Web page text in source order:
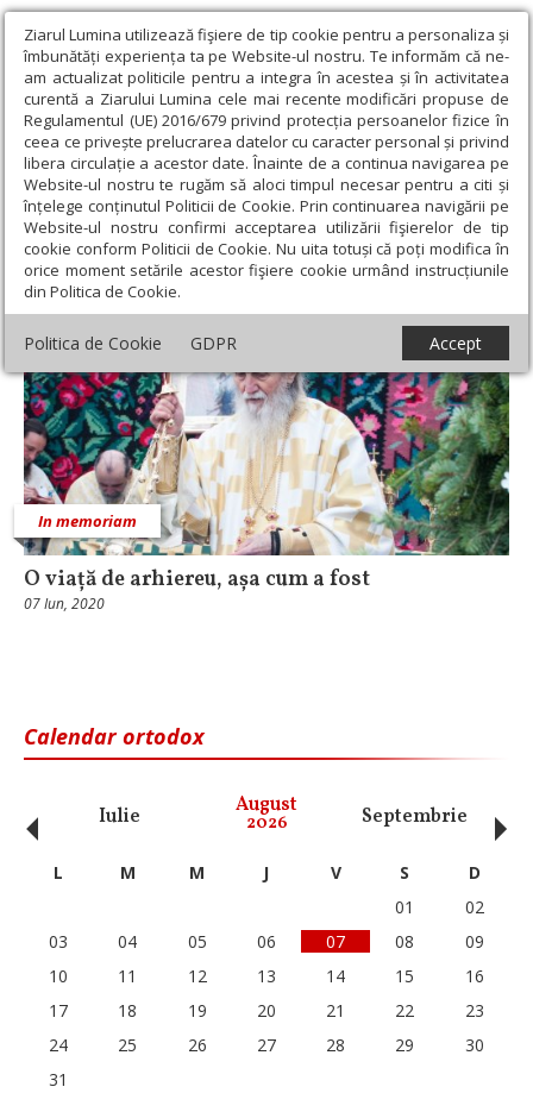
Ziarul Lumina utilizează fişiere de tip cookie pentru a personaliza și
îmbunătăți experiența ta pe Website-ul nostru. Te informăm că ne-
am actualizat politicile pentru a integra în acestea și în activitatea
curentă a Ziarului Lumina cele mai recente modificări propuse de
Regulamentul (UE) 2016/679 privind protecția persoanelor fizice în
ceea ce privește prelucrarea datelor cu caracter personal și privind
libera circulație a acestor date. Înainte de a continua navigarea pe
Website-ul nostru te rugăm să aloci timpul necesar pentru a citi și
înțelege conținutul Politicii de Cookie. Prin continuarea navigării pe
Website-ul nostru confirmi acceptarea utilizării fişierelor de tip
cookie conform Politicii de Cookie. Nu uita totuși că poți modifica în
orice moment setările acestor fişiere cookie urmând instrucțiunile
din Politica de Cookie.
Politica de Cookie GDPR Accept
Ziarul Lumina › Pr. Adrian Dulgheriu
Pr. Adrian Dulgheriu
In memoriam
O viață de arhiereu, așa cum a fost
07 Iun, 2020
Calendar ortodox
Iulie August
2026 Septembrie
‹ L M M J V S
D
01
02
03
04 05 06 07 08
09
10
11 12 13 14 15
16
17
18 19 20 21 22
23
24
25 26 27 28 29
30
31